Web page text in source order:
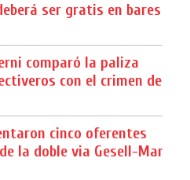
ser gratis en bares
comparó la paliza
con el crimen de
cinco oferentes
la doble via Gesell-Mar